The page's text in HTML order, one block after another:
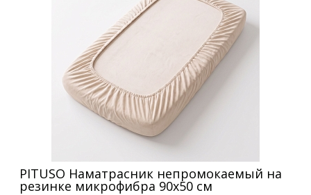
PITUSO Наматрасник непромокаемый на
резинке микрофибра 90х50 см